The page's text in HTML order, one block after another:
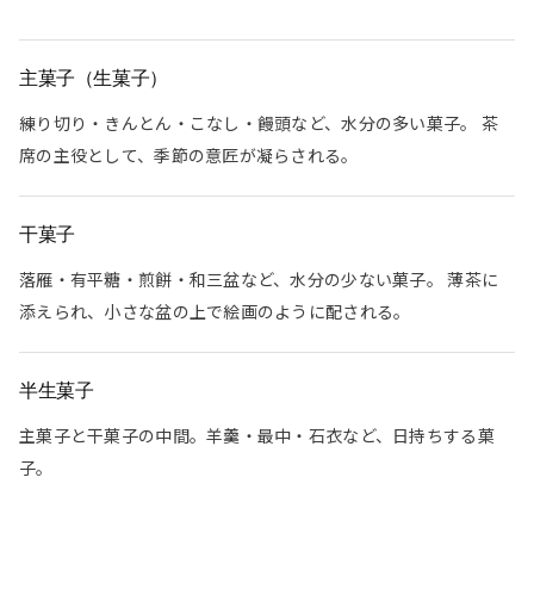
主菓子（生菓子）
練り切り・きんとん・こなし・饅頭など、水分の多い菓子。 茶
席の主役として、季節の意匠が凝らされる。
干菓子
落雁・有平糖・煎餅・和三盆など、水分の少ない菓子。 薄茶に
添えられ、小さな盆の上で絵画のように配される。
半生菓子
主菓子と干菓子の中間。羊羹・最中・石衣など、日持ちする菓
子。